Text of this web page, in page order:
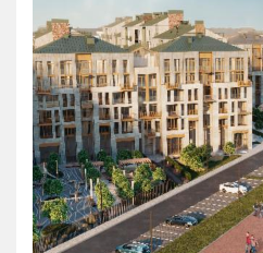
Все
Цена
от
Общая площадь, м²
от
Срок сдачи
от